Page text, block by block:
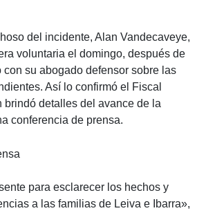
del incidente, Alan Vandecaveye,
voluntaria el domingo, después de
con su abogado defensor sobre las
Así lo confirmó el Fiscal
brindó detalles del avance de la
conferencia de prensa.
para esclarecer los hechos y
a las familias de Leiva e Ibarra»,